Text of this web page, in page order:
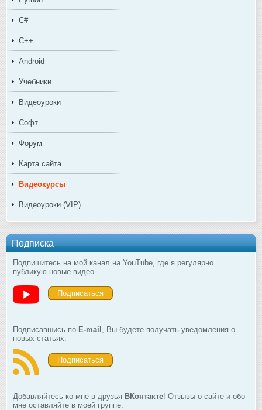
C#
C++
Android
Учебники
Видеоуроки
Софт
Форум
Карта сайта
Видеокурсы
Видеоуроки (VIP)
Подписка
Подпишитесь на мой канал на YouTube, где я регулярно
публикую новые видео.
Подписаться
Подписавшись по E-mail
, Вы будете получать уведомления о
новых статьях.
Подписаться
Добавляйтесь ко мне в друзья ВКонтакте! Отзывы о сайте и обо
мне оставляйте в моей группе.